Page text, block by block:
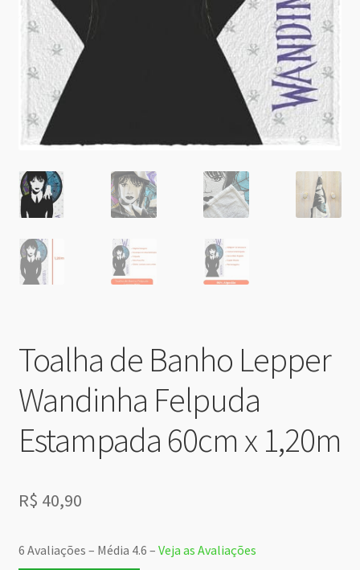
Toalha de Banho Lepper
Wandinha Felpuda
Estampada 60cm x 1,20m
R$ 40,90
6 Avaliações – Média 4.6 – Veja as Avaliações